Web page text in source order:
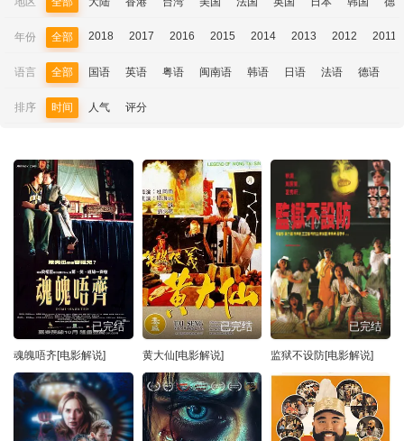
年份 全部 2018 2017 2016 2015 2014 2013 2012 2011
语言 全部 国语 英语 粤语 闽南语 韩语 日语 法语 德语
排序 时间 人气 评分
已完结
魂魄唔齐[电影解说]
已完结
黄大仙[电影解说]
已完结
监狱不设防[电影解说]